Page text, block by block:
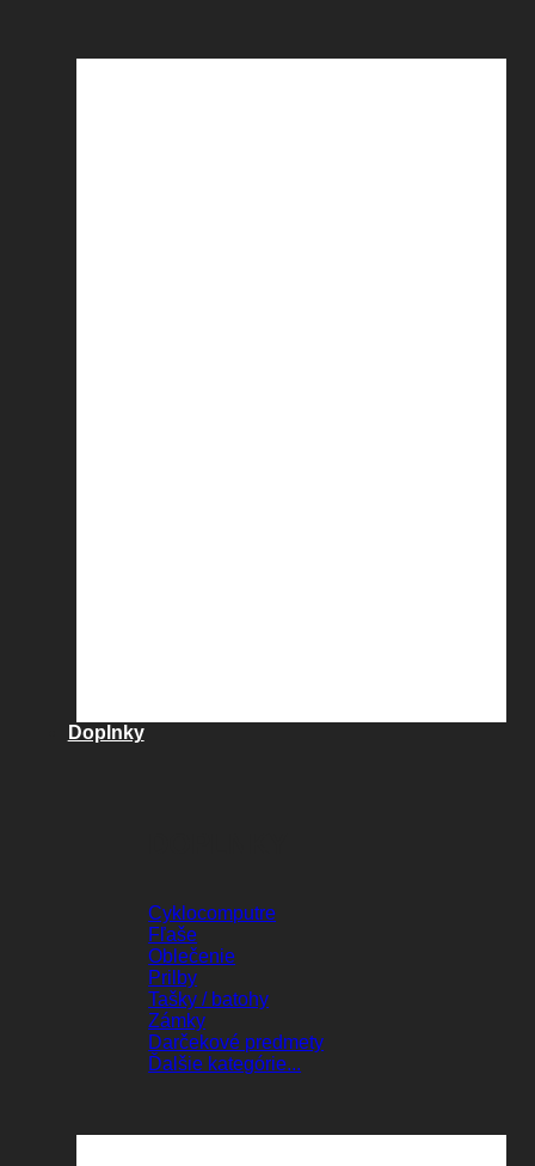
Doplnky
Cyklocomputre
Fľaše
Oblečenie
Prilby
Tašky / batohy
Zámky
Darčekové predmety
Ďalšie kategórie...